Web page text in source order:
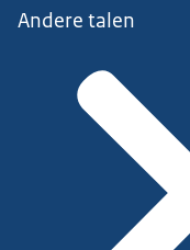
Andere talen